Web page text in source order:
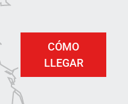
CÓMO
LLEGAR